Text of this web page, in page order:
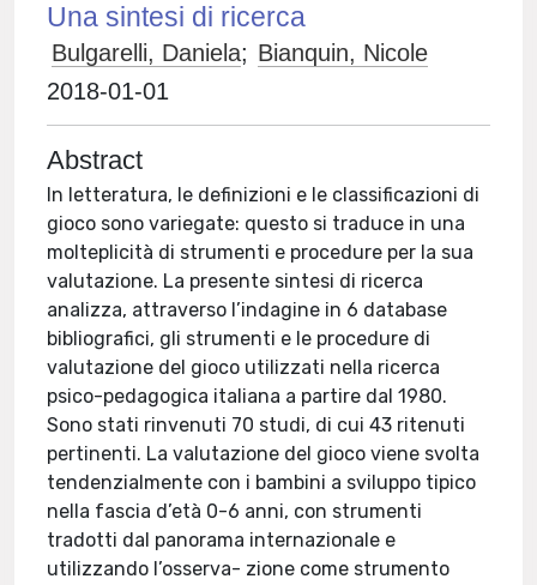
Una sintesi di ricerca
Bulgarelli, Daniela; Bianquin, Nicole
2018-01-01
Abstract
In letteratura, le definizioni e le classificazioni di
gioco sono variegate: questo si traduce in una
molteplicità di strumenti e procedure per la sua
valutazione. La presente sintesi di ricerca
analizza, attraverso l’indagine in 6 database
bibliografici, gli strumenti e le procedure di
valutazione del gioco utilizzati nella ricerca
psico-pedagogica italiana a partire dal 1980.
Sono stati rinvenuti 70 studi, di cui 43 ritenuti
pertinenti. La valutazione del gioco viene svolta
tendenzialmente con i bambini a sviluppo tipico
nella fascia d’età 0-6 anni, con strumenti
tradotti dal panorama internazionale e
utilizzando l’osserva- zione come strumento